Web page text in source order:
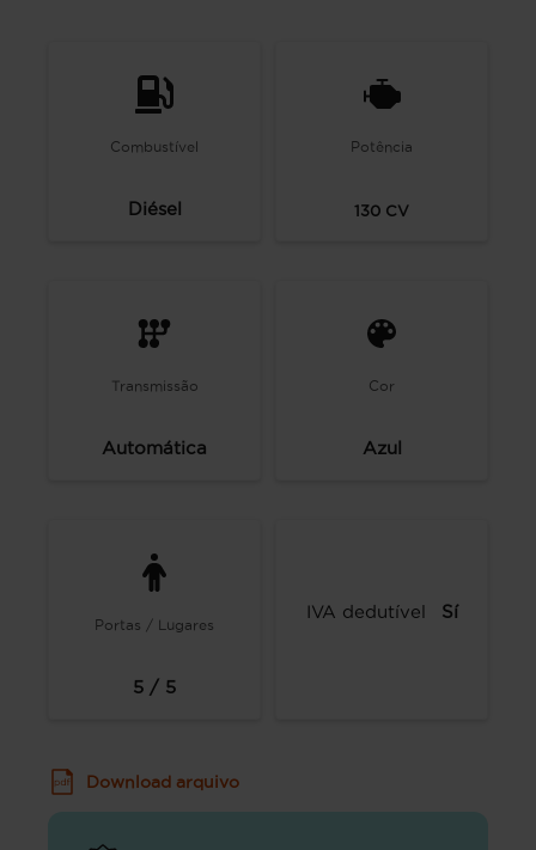
Combustível
Diésel
Potência
130 CV
Transmissão
Automática
Cor
Azul
Portas / Lugares
5 / 5
IVA dedutível Sí
Download arquivo